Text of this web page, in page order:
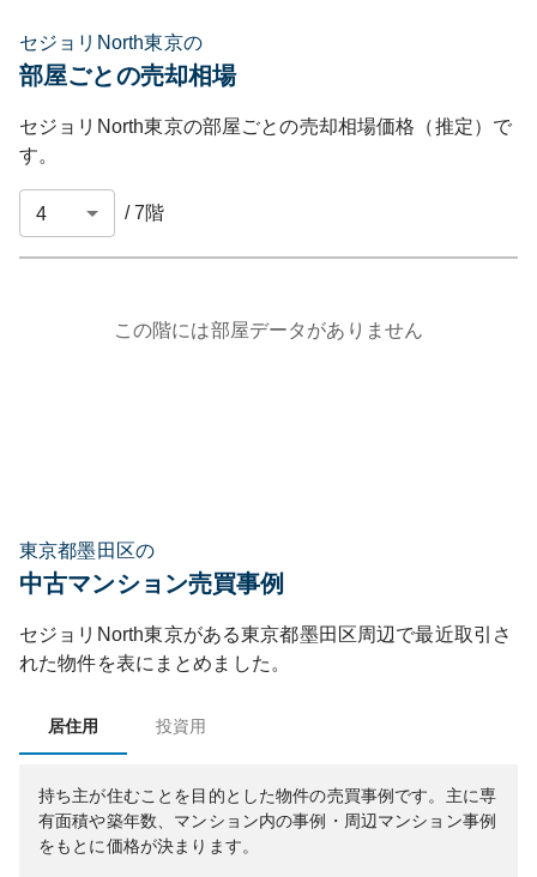
セジョリNorth東京の
部屋ごとの売却相場
セジョリNorth東京の部屋ごとの売却相場価格（推定）で
す。
/7階
この階には部屋データがありません
東京都墨田区の
中古マンション売買事例
セジョリNorth東京がある東京都墨田区周辺で最近取引さ
れた物件を表にまとめました。
居住用 投資用
持ち主が住むことを目的とした物件の売買事例です。 主に専
有面積や築年数、マンション内の事例・周辺マンション事例
をもとに価格が決まります。